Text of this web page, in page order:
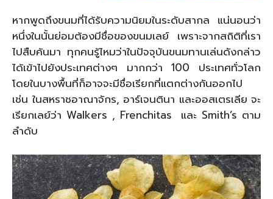
หากพูดถึงขนมที่ได้รับความนิยมในระดับสากล แน่นอนว่า
หนึ่งในนั้นย่อมต้องมีชื่อของขนมเลย์ เพราะจากสถิติที่เรา
ไปสืบค้นมา ทุกคนรู้ไหมว่าในปัจจุบันขนมทานเล่นดังกล่าว
ได้เข้าไปยังประเทศต่างๆ มากกว่า 100 ประเทศทั่วโลก
โดยในบางพื้นที่ก็อาจจะมีชื่อเรียกที่แตกต่างกันออกไป
เช่น ในสหราชอาณาจักร, อาร์เจนตินา และออสเตรเลีย จะ
เรียกเลย์ว่า Walkers , Frenchitas และ Smith’s ตาม
ลำดับ